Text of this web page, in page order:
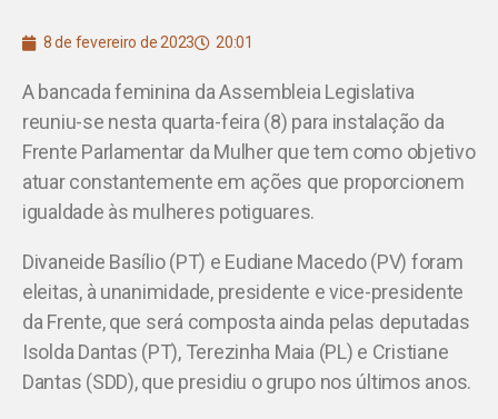
8 de fevereiro de 2023 20:01
A bancada feminina da Assembleia Legislativa
reuniu-se nesta quarta-feira (8) para instalação da
Frente Parlamentar da Mulher que tem como objetivo
atuar constantemente em ações que proporcionem
igualdade às mulheres potiguares.
Divaneide Basílio (PT) e Eudiane Macedo (PV) foram
eleitas, à unanimidade, presidente e vice-presidente
da Frente, que será composta ainda pelas deputadas
Isolda Dantas (PT), Terezinha Maia (PL) e Cristiane
Dantas (SDD), que presidiu o grupo nos últimos anos.